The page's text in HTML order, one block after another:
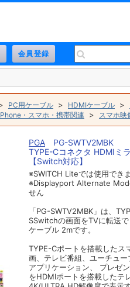
PC用ケーブル > HDMIケーブル >
・スマホ・携帯関連 > スマホ映
PGA PG-SWTV2MBK
TYPE-Cコネクタ HDMIミ
【Switch対応】
※SWITCH Liteでは使用でき
※Displayport Alternate
せん
「PG-SWTV2MBK」は、
SSwitchの画面をTVに転送
ケーブル 2mです。
TYPE-Cポートを搭載したス
画、テレビ番組、ユーチュー
アプリケーション、 プレゼ
をHDMIポートを搭載した